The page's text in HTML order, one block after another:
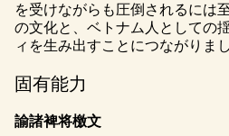
P
l
a
y
を受けながらも圧倒されるには
の文化と、ベトナム人としての
ィを生み出すことにつながりまし
固有能力
諭諸裨将檄文